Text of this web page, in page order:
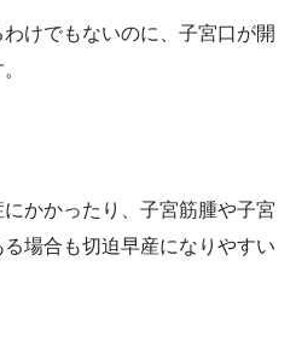
けでもないのに、子宮口が開
かかったり、子宮筋腫や子宮
場合も切迫早産になりやすい